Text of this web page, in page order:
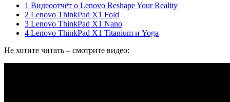
1 Видеоотчёт о Lenovo Reshape Your Reality
2 Lenovo ThinkPad X1 Fold
3 Lenovo ThinkPad X1 Nano
4 Lenovo ThinkPad X1 Titanium и Yoga
Не хотите читать – смотрите видео: